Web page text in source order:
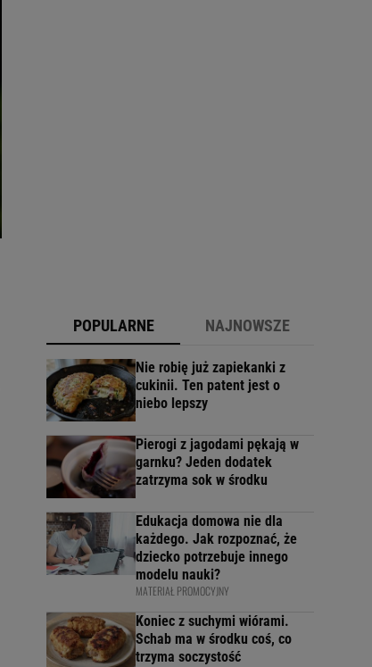
POPULARNE NAJNOWSZE
Nie robię już zapiekanki z
cukinii. Ten patent jest o
niebo lepszy
Pierogi z jagodami pękają w
garnku? Jeden dodatek
zatrzyma sok w środku
Edukacja domowa nie dla
każdego. Jak rozpoznać, że
dziecko potrzebuje innego
modelu nauki?
MATERIAŁ PROMOCYJNY
Koniec z suchymi wiórami.
Schab ma w środku coś, co
trzyma soczystość